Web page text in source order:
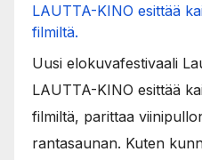
LAUTTA-KINO esittää
filmiltä.
Uusi elokuvafestivaali
LAUTTA-KINO esittää
filmiltä, parittaa
rantasaunan. Kuten